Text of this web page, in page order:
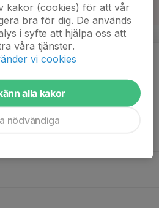
v.4
kakor (cookies) för att vår
bra för dig. De används
i syfte att hjälpa oss att
våra tjänster.
vi cookies
alla kakor
nödvändiga